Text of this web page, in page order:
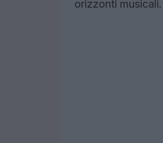
orizzonti